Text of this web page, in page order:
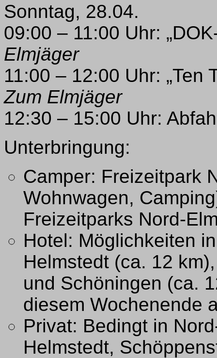
Sonntag, 28.04.
09:00 – 11:00 Uhr:
Elmjäger
11:00 – 12:00 Uhr: „Ten
Zum Elmjäger
12:30 – 15:00 Uhr:
Unterbringung:
Camper: Freizeitpark
Wohnwagen,
Freizeitparks Nord-
Hotel: Möglichkeiten
Helmstedt (ca. 12
und Schöningen (ca.
diesem Wochenende
Privat: Bedingt in
Helmstedt,